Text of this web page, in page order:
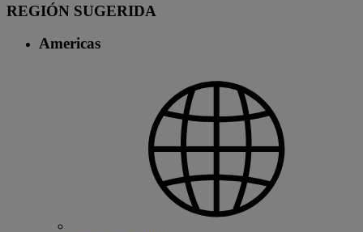
REGIÓN SUGERIDA
Americas